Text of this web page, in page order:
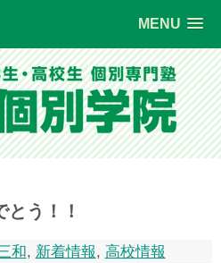
MENU
う！！
和, 新着情報, 高校情報